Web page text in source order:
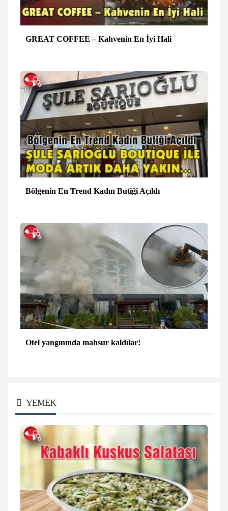
GREAT COFFEE – Kahvenin En İyi Hali
Bölgenin En Trend Kadın Butiği Açıldı
Otel yangınında mahsur kaldılar!
YEMEK